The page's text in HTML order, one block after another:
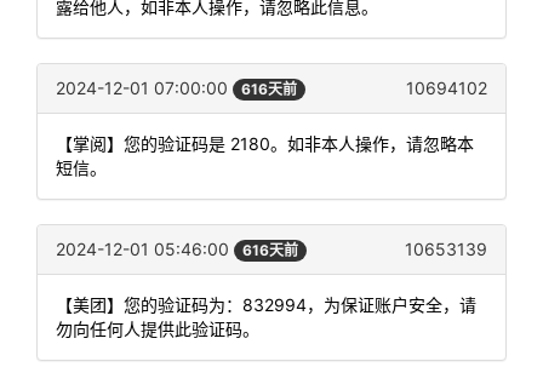
露给他人，如非本人操作，请忽略此信息。
2024-12-01 07:00:00 616天前 10694102
【掌阅】您的验证码是 2180。如非本人操作，请忽略本
短信。
2024-12-01 05:46:00 616天前 10653139
【美团】您的验证码为：832994，为保证账户安全，请
勿向任何人提供此验证码。